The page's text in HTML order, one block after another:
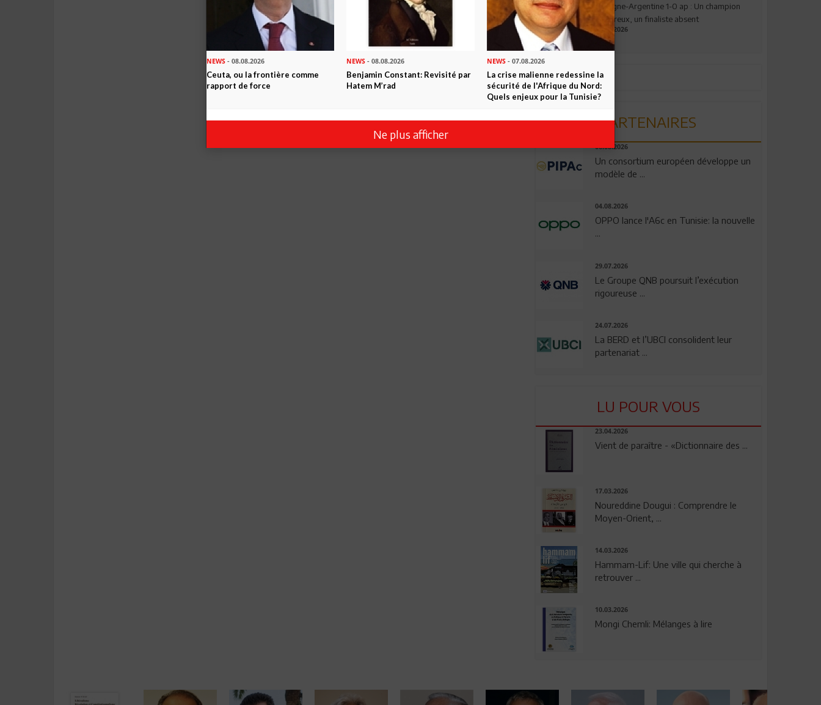
Espagne-Argentine 1-0 ap : Un champion
valeureux, un finaliste absent
19.07.2026
PARTENAIRES
06.08.2026
Un consortium européen développe un
modèle de ...
04.08.2026
OPPO lance l'A6c en Tunisie: la nouvelle
...
29.07.2026
Le Groupe QNB poursuit l’exécution
rigoureuse ...
24.07.2026
La BERD et l’UBCI consolident leur
partenariat ...
LU POUR VOUS
23.04.2026
Vient de paraître - «Dictionnaire des ...
17.03.2026
Noureddine Dougui : Comprendre le
Moyen-Orient, ...
14.03.2026
Hammam-Lif: Une ville qui cherche à
retrouver ...
10.03.2026
Mongi Chemli: Mélanges à lire
NEWS - 08.08.2026
Ceuta, ou la frontière comme
rapport de force
NEWS - 08.08.2026
Benjamin Constant: Revisité par
Hatem M’rad
NEWS- 07.08.2026
La crise malienne redessine la
sécurité de l'Afrique du Nord:
Quels enjeux pour la Tunisie?
Ne plus afficher